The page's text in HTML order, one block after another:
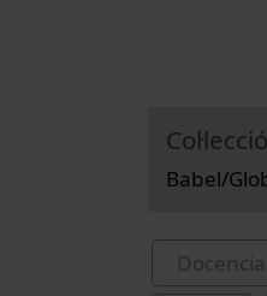
Col·lecció
Babel/